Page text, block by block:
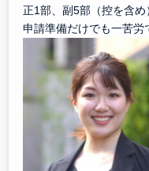
正1部、副5部（控を含め
申請準備だけでも一苦労